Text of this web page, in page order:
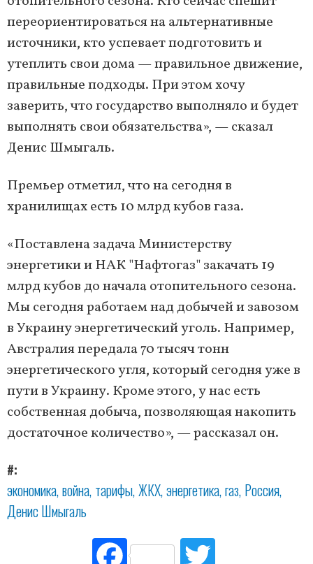
переориентироваться на альтернативные
источники, кто успевает подготовить и
утеплить свои дома — правильное движение,
правильные подходы. При этом хочу
заверить, что государство выполняло и будет
выполнять свои обязательства», — сказал
Денис Шмыгаль.
Премьер отметил, что на сегодня в
хранилищах есть 10 млрд кубов газа.
«Поставлена задача Министерству
энергетики и НАК "Нафтогаз" закачать 19
млрд кубов до начала отопительного сезона.
Мы сегодня работаем над добычей и завозом
в Украину энергетический уголь. Например,
Австралия передала 70 тысяч тонн
энергетического угля, который сегодня уже в
пути в Украину. Кроме этого, у нас есть
собственная добыча, позволяющая накопить
достаточное количество», — рассказал он.
#
экономика война тарифы ЖКХ энергетика газ Россия
Денис Шмыгаль
Fac